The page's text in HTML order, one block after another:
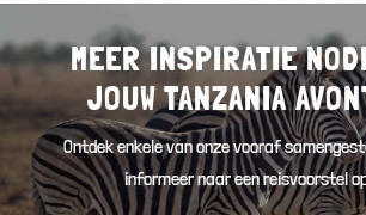
MEER INSPIRATIE
JOUW TANZANIA
Ontdek enkele van onze vooraf
informeer naar een reisvoorstel